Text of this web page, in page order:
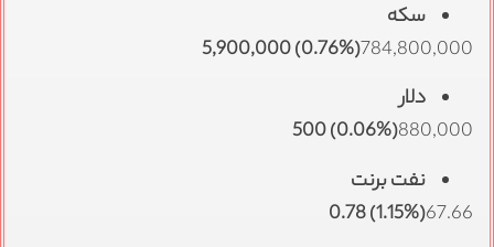
سکه
784,800,000
(0.76%) 5,900,000
دلار
880,000
(0.06%) 500
نفت برنت
67.66
(1.15%) 0.78